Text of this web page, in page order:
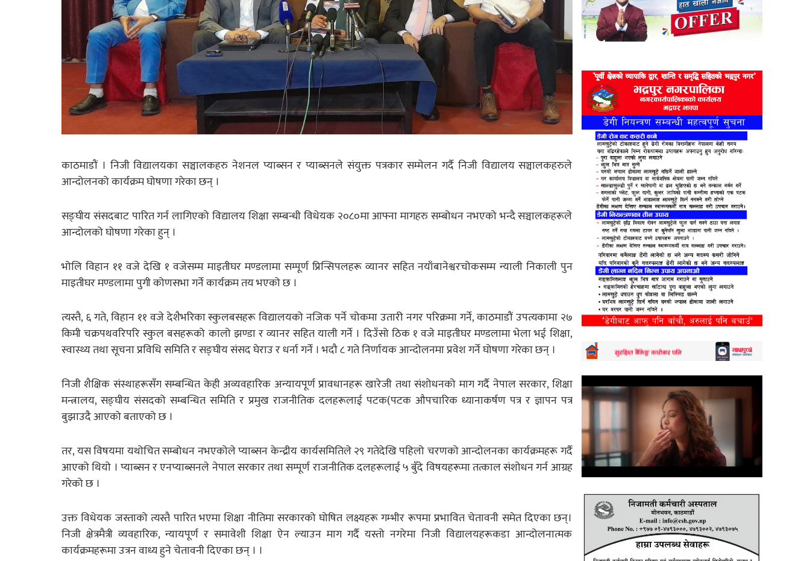
काठमाडौं । निजी विद्यालयका सञ्चालकहरु नेशनल प्याब्सन र प्याब्सनले संयुक्त पत्रकार सम्मेलन गर्दै निजी विद्यालय सञ्चालकहरुले
आन्दोलनको कार्यक्रम घोषणा गरेका छन् ।
सङ्घीय संसदबाट पारित गर्न लागिएको विद्यालय शिक्षा सम्बन्धी विधेयक २०८०मा आफ्ना मागहरु सम्बोधन नभएको भन्दै सञ्चालकहरूले
आन्दोलको घोषणा गरेका हुन् ।
भोलि विहान ११ वजे देखि १ वजेसम्म माइतीघर मण्डलामा सम्पूर्ण प्रिन्सिपलहरू व्यानर सहित नयाँबानेश्वरचोकसम्म न्याली निकाली पुन
माइतीघर मण्डलामा पुगी कोणसभा गर्ने कार्यक्रम तय भएको छ ।
त्यस्तै, ६ गते, विहान ११ वजे देशैभरिका स्कुलबसहरू विद्यालयको नजिक पर्ने चोकमा उतारी नगर परिक्रमा गर्ने, काठमाडौं उपत्यकामा २७
किमी चक्रपथवरिपरि स्कुल बसहरूको कालो झण्डा र व्यानर सहित याली गर्ने । दिउँसो ठिक १ वजे माइतीघर मण्डलामा भेला भई शिक्षा,
स्वास्थ्य तथा सूचना प्रविधि समिति र सङ्घीय संसद घेराउ र धर्ना गर्ने । भदौ ८ गते निर्णायक आन्दोलनमा प्रवेश गर्ने घोषणा गरेका छन् ।
निजी शैक्षिक संस्थाहरूसँग सम्बन्धित केही अव्यवहारिक अन्यायपूर्ण प्रावधानहरू खारेजी तथा संशोधनको माग गर्दै नेपाल सरकार, शिक्षा
मन्त्रालय, सङ्घीय संसदको सम्बन्धित समिति र प्रमुख राजनीतिक दलहरूलाई पटक(पटक औपचारिक ध्यानाकर्षण पत्र र ज्ञापन पत्र
बुझाउदै आएको बताएको छ ।
तर, यस विषयमा यथोचित सम्बोधन नभएकोले प्याब्सन केन्द्रीय कार्यसमितिले २९ गतेदेखि पहिलो चरणको आन्दोलनका कार्यक्रमहरू गर्दै
आएको थियो । प्याब्सन र एनप्याब्सनले नेपाल सरकार तथा सम्पूर्ण राजनीतिक दलहरूलाई ५ बुँदे विषयहरूमा तत्काल संशोधन गर्न आग्रह
गरेको छ ।
उक्त विधेयक जस्ताको त्यस्तै पारित भएमा शिक्षा नीतिमा सरकारको घोषित लक्ष्यहरू गम्भीर रूपमा प्रभावित चेतावनी समेत दिएका छन्।
निजी क्षेत्रमैत्री व्यवहारिक, न्यायपूर्ण र समावेशी शिक्षा ऐन ल्याउन माग गर्दै यस्तो नगरेमा निजी विद्यालयहरूकडा आन्दोलनात्मक
कार्यक्रमहरूमा उत्रन वाध्य हुने चेतावनी दिएका छन् । ।